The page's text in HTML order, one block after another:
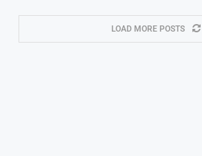
LOAD MORE POSTS